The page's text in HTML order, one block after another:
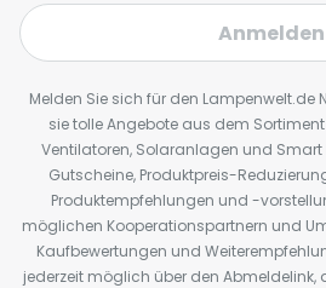
Anmelden
Melden Sie sich für den Lampenwelt.de
sie tolle Angebote aus dem
Ventilatoren, Solaranlagen und Smart
Gutscheine, Produktpreis-
Produktempfehlungen und -
möglichen Kooperationspartnern und
Kaufbewertungen und
jederzeit möglich über den Abmeldelink,